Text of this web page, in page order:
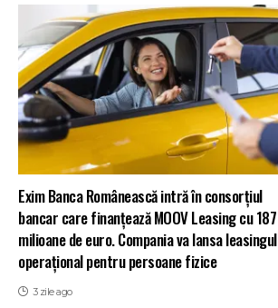
Exim Banca Românească intră în consorțiul
bancar care finanțează MOOV Leasing cu 187
milioane de euro. Compania va lansa leasingul
operațional pentru persoane fizice
3 zile ago